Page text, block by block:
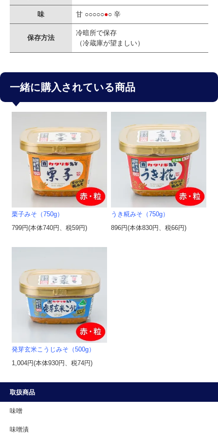
味 甘 ○○○○○●○ 辛
保存方法
冷暗所で保存
（冷蔵庫が望ましい）
一緒に購入されている商品
栗子みそ（750g）
799円(本体740円、税59円)
うき糀みそ（750g）
896円(本体830円、税66円)
発芽玄米こうじみそ（500g）
1,004円(本体930円、税74円)
取扱商品
味噌
味噌漬